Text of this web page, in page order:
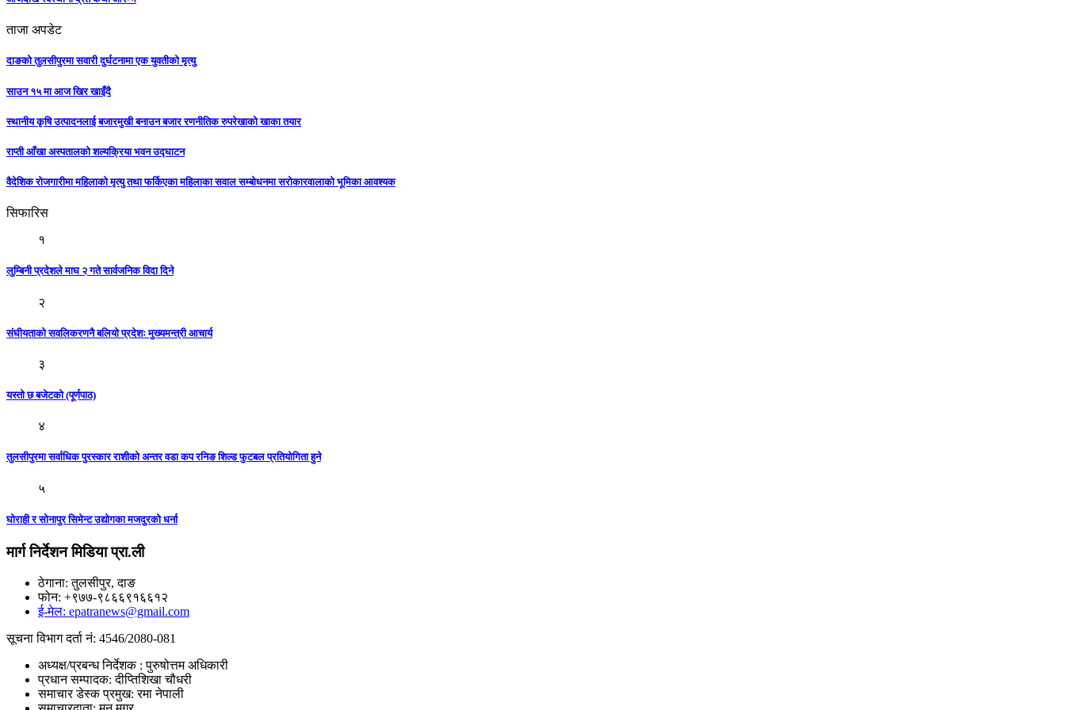
ताजा अपडेट
दाङको तुलसीपुरमा सवारी दुर्घटनामा एक युवतीको मृत्यु
साउन १५ मा आज खिर खाइँदै
स्थानीय कृषि उत्पादनलाई बजारमुखी बनाउन बजार रणनीतिक रुपरेखाको खाका तयार
राप्ती आँखा अस्पतालको शल्यक्रिया भवन उद्घाटन
वैदेशिक रोजगारीमा महिलाको मृत्यु तथा फर्किएका महिलाका सवाल सम्बोधनमा सरोकारवालाको भूमिका आवश्यक
सिफारिस
१
लुम्बिनी प्रदेशले माघ २ गते सार्वजनिक विदा दिने
२
संघीयताको सवलिकरणनै बलियो प्रदेशः मुख्यमन्त्री आचार्य
३
यस्तो छ बजेटको (पूर्णपाठ)
४
तुलसीपुरमा सर्वाधिक पुरस्कार राशीको अन्तर वडा कप रनिङ शिल्ड फुटबल प्रतियोगिता हुने
५
घोराही र सोनापुर सिमेन्ट उद्योगका मजदुरको धर्ना
मार्ग निर्देशन मिडिया प्रा.ली
ठेगाना: तुलसीपुर, दाङ
फोन: +९७७-९८६६९१६६१२
ई-मेल: epatranews@gmail.com
सूचना विभाग दर्ता नं: 4546/2080-081
अध्यक्ष/प्रबन्ध निर्देशक : पुरुषोत्तम अधिकारी
प्रधान सम्पादक: दीप्तिशिखा चौधरी
समाचार डेस्क प्रमुख: रमा नेपाली